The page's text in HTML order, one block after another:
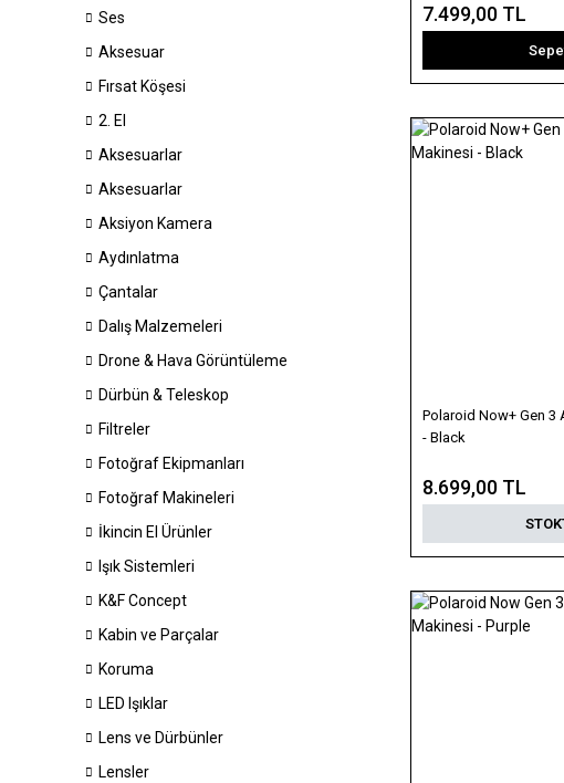
Ses
Aksesuar
Fırsat Köşesi
2. El
Aksesuarlar
Aksesuarlar
Aksiyon Kamera
Aydınlatma
Çantalar
Dalış Malzemeleri
Drone & Hava Görüntüleme
Dürbün & Teleskop
Filtreler
Fotoğraf Ekipmanları
Fotoğraf Makineleri
İkincin El Ürünler
Işık Sistemleri
K&F Concept
Kabin ve Parçalar
Koruma
LED Işıklar
Lens ve Dürbünler
Lensler
7.499,00 TL
Polaroid Now+ Gen 3
- Black
8.699,00 TL